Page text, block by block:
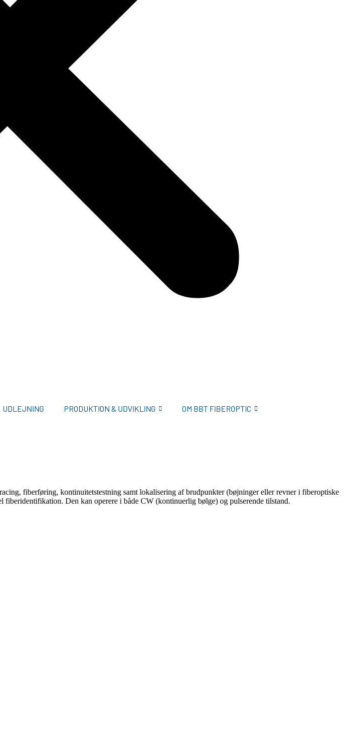
UDLEJNING PRODUKTION & UDVIKLING OM BBT FIBEROPTIC
fiberføring, kontinuitetstestning samt lokalisering af brudpunkter (bøjninger eller revner i fiberoptiske
Den kan operere i både CW (kontinuerlig bølge) og pulserende tilstand.